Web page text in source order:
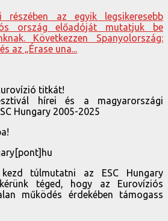
részében az egyik legsikeresebb
ország előadóját mutatjuk be
Következzen Spanyolország:
az „Érase una...
titkát!
hírei és a magyarországi
Hungary 2005-2025
túlmutatni az ESC Hungary
téged, hogy az Eurovíziós
működés érdekében támogass